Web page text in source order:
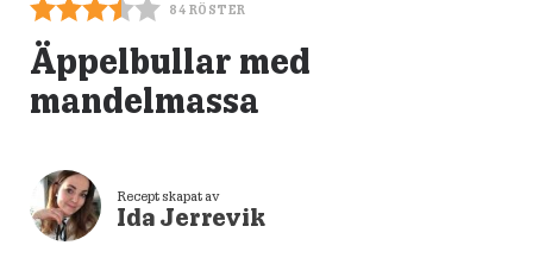
84 RÖSTER
Äppelbullar med
mandelmassa
Recept skapat av
Ida Jerrevik